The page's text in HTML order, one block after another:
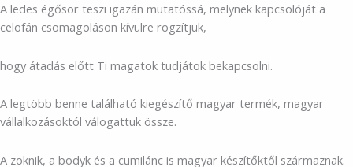
A ledes égősor teszi igazán mutatóssá, melynek kapcsolóját a
celofán csomagoláson kívülre rögzítjük,
hogy átadás előtt Ti magatok tudjátok bekapcsolni.
A legtöbb benne található kiegészítő magyar termék, magyar
vállalkozásoktól válogattuk össze.
A zoknik, a bodyk és a cumilánc is magyar készítőktől származnak.